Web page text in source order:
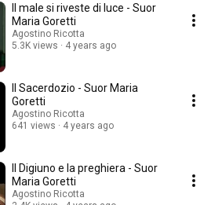
Il male si riveste di luce - Suor
Maria Goretti
Agostino Ricotta
5.3K views
4 years ago
Il Sacerdozio - Suor Maria
Goretti
Agostino Ricotta
641 views
4 years ago
Il Digiuno e la preghiera - Suor
Maria Goretti
Agostino Ricotta